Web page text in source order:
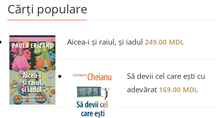
Cărți populare
Aicea-i și raiul, și iadul 249.00 MDL
Să devii cel care ești cu
adevărat 169.00 MDL